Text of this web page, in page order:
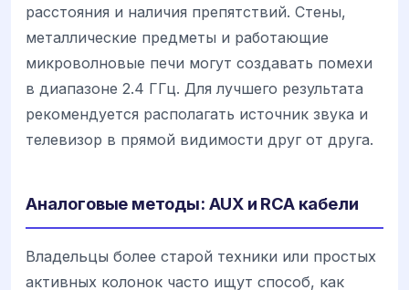
расстояния и наличия препятствий. Стены,
металлические предметы и работающие
микроволновые печи могут создавать помехи
в диапазоне 2.4 ГГц. Для лучшего результата
рекомендуется располагать источник звука и
телевизор в прямой видимости друг от друга.
Аналоговые методы: AUX и RCA кабели
Владельцы более старой техники или простых
активных колонок часто ищут способ, как